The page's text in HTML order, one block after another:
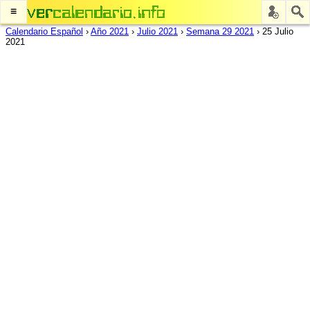
≡
Calendario Español › Año 2021 › Julio 2021 › Semana 29 2021 › 25 Julio
2021